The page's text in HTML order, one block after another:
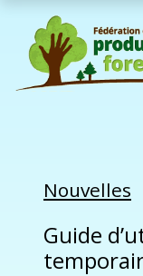
Nouvelles
Guide